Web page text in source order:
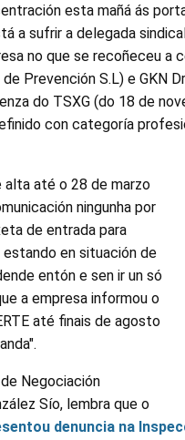
esta mañá ás
a sufrir a delegada
no que se recoñeceu
Prevención S.L) e GKN
do TSXG (do 18 de
con categoría
alta até o 28 de marzo
ningunha por
de entrada para
en situación de
entón e sen ir un só
a empresa informou o
até finais de agosto
Negociación
Sío, lembra que o
denuncia na